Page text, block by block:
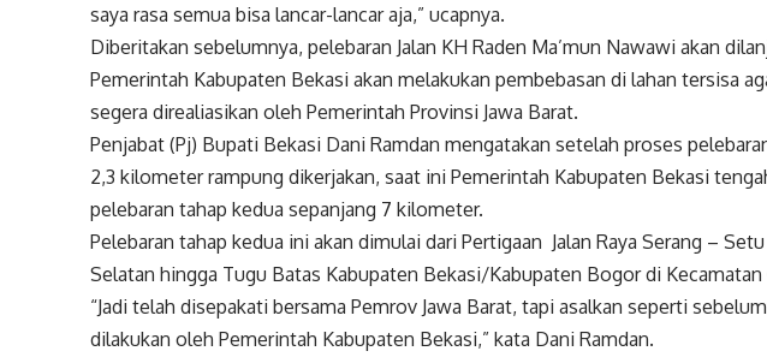
saya rasa semua bisa lancar-lancar aja,” ucapnya.
Diberitakan sebelumnya, pelebaran Jalan KH Raden Ma’mun Nawawi akan
Pemerintah Kabupaten Bekasi akan melakukan pembebasan di lahan tersisa
segera direaliasikan oleh Pemerintah Provinsi Jawa Barat.
Penjabat (Pj) Bupati Bekasi Dani Ramdan mengatakan setelah proses
2,3 kilometer rampung dikerjakan, saat ini Pemerintah Kabupaten Bekasi
pelebaran tahap kedua sepanjang 7 kilometer.
Pelebaran tahap kedua ini akan dimulai dari Pertigaan Jalan Raya Serang –
Selatan hingga Tugu Batas Kabupaten Bekasi/Kabupaten Bogor di Kecamatan
“Jadi telah disepakati bersama Pemrov Jawa Barat, tapi asalkan seperti
dilakukan oleh Pemerintah Kabupaten Bekasi,” kata Dani Ramdan.